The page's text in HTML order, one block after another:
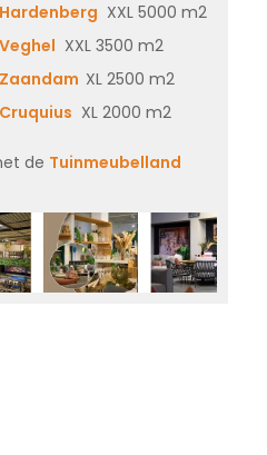
XXL 5000 m2
XXL 3500 m2
XL 2500 m2
XL 2000 m2
de Tuinmeubelland